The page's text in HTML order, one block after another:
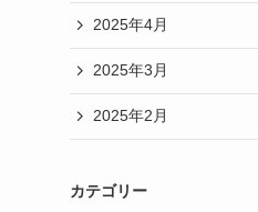
2025年4月
2025年3月
2025年2月
カテゴリー